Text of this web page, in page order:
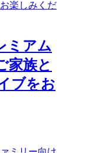
ミアム
家族と
ブをお